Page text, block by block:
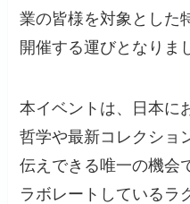
業の皆様を対象とした
開催する運びとなりま
本イベントは、日本に
哲学や最新コレクショ
伝えできる唯一の機会
ラボレートしているラ